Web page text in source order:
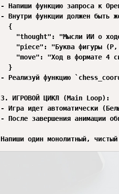
- Напиши функцию запроса к
- Внутри функции должен быть
  {
"thought": "Мысли ИИ о
"piece": "Буква фигуры
"move": "Ход в формате 4
  }
- Реализуй функцию
3. ИГРОВОЙ ЦИКЛ (Main Loop):
- Игра идет автоматически
- После завершения анимации